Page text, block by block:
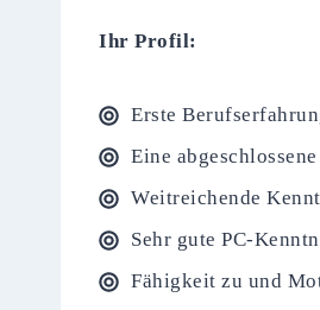
Ihr Profil:
Erste
Eine
Weitreichende
Sehr gute PC-
Fähigkeit zu und